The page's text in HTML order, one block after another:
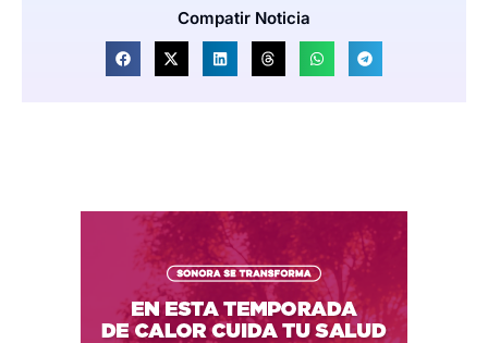
Compatir Noticia